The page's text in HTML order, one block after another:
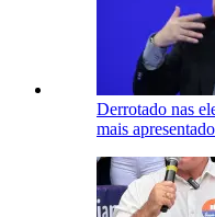
Derrotado nas
mais